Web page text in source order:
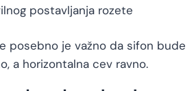
postavljanja rozete
posebno je važno da sifon bude
a horizontalna cev ravno.